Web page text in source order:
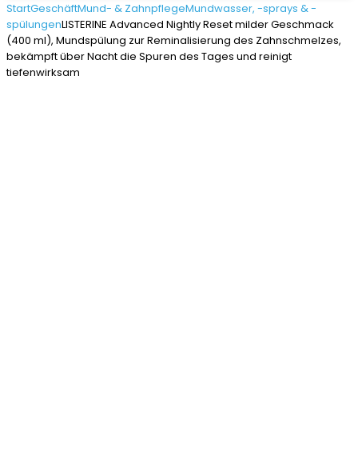
StartGeschäftMund- & ZahnpflegeMundwasser, -sprays & -
spülungenLISTERINE Advanced Nightly Reset milder Geschmack
(400 ml), Mundspülung zur Reminalisierung des Zahnschmelzes,
bekämpft über Nacht die Spuren des Tages und reinigt
tiefenwirksam